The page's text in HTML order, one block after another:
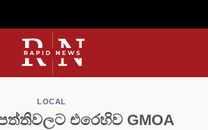
LOCAL
එරෙහිව GMOA